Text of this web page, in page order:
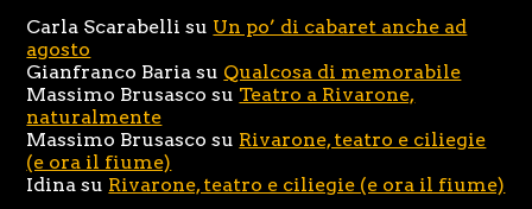
Carla Scarabelli su Un po’ di cabaret anche ad
agosto
Gianfranco Baria su Qualcosa di memorabile
Massimo Brusasco su Teatro a Rivarone,
naturalmente
Massimo Brusasco su Rivarone, teatro e ciliegie
(e ora il fiume)
Idina su Rivarone, teatro e ciliegie (e ora il fiume)